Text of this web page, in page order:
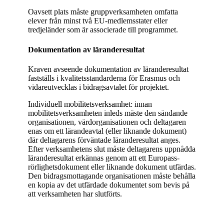
Oavsett plats måste gruppverksamheten omfatta
elever från minst två EU-medlemsstater eller
tredjeländer som är associerade till programmet.
Dokumentation av läranderesultat
Kraven avseende dokumentation av läranderesultat
fastställs i kvalitetsstandarderna för Erasmus och
vidareutvecklas i bidragsavtalet för projektet.
Individuell mobilitetsverksamhet: innan
mobilitetsverksamheten inleds måste den sändande
organisationen, värdorganisationen och deltagaren
enas om ett lärandeavtal (eller liknande dokument)
där deltagarens förväntade läranderesultat anges.
Efter verksamhetens slut måste deltagarens uppnådda
läranderesultat erkännas genom att ett Europass-
rörlighetsdokument eller liknande dokument utfärdas.
Den bidragsmottagande organisationen måste behålla
en kopia av det utfärdade dokumentet som bevis på
att verksamheten har slutförts.